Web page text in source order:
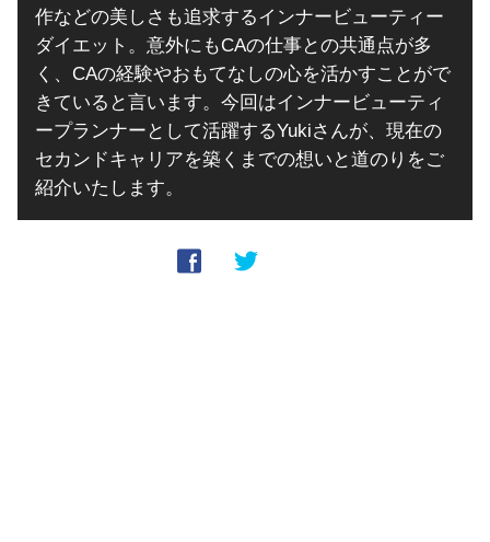
作などの美しさも追求するインナービューティー
ダイエット。意外にもCAの仕事との共通点が多
く、CAの経験やおもてなしの心を活かすことがで
きていると言います。今回はインナービューティ
ープランナーとして活躍するYukiさんが、現在の
セカンドキャリアを築くまでの想いと道のりをご
紹介いたします。